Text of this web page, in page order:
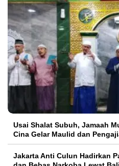
Usai Shalat Subuh, Jamaah
Cina Gelar Maulid dan
Jakarta Anti Culun Hadirkan